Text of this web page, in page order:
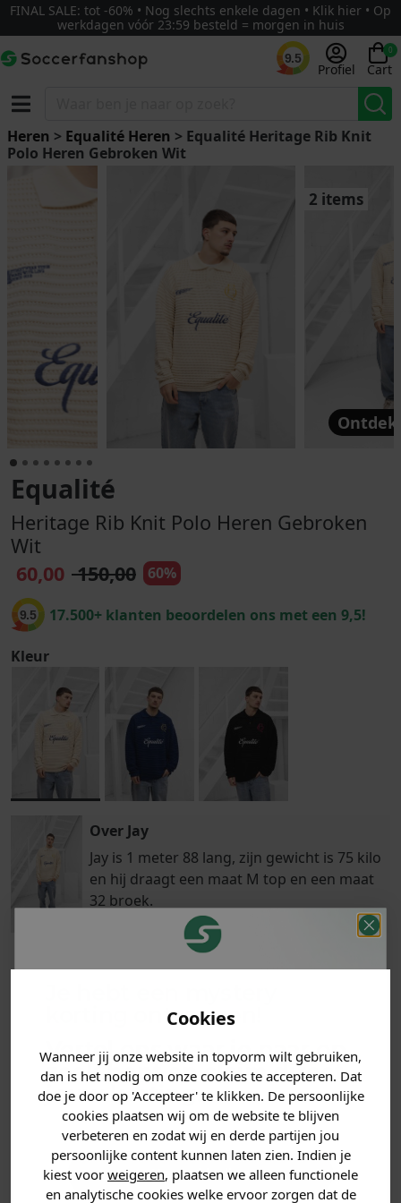
Cookies
Wanneer jij onze website in topvorm wilt gebruiken,
dan is het nodig om onze cookies te accepteren. Dat
doe je door op 'Accepteer' te klikken. De persoonlijke
cookies plaatsen wij om de website te blijven
verbeteren en zodat wij en derde partijen jou
persoonlijke content kunnen laten zien. Indien je
kiest voor weigeren, plaatsen we alleen functionele
en analytische cookies welke ervoor zorgen dat de
FINAL SALE: tot -60% • Nog slechts enkele dagen • Klik hier • Op
werkdagen vóór 23:59 besteld = morgen in huis
9.5
Profiel
0
Cart
Heren > Equalité Heren > Equalité Heritage Rib Knit
Polo Heren Gebroken Wit
2 items
Equalité
Heritage Rib Knit Polo Heren Gebroken
Wit
60,00 150,00 60%
9.5 17.500+ klanten beoordelen ons met een 9,5!
Kleur
Over Jay
Jay is 1 meter 88 lang, zijn gewicht is 75 kilo
en hij draagt een maat M top en een maat
32 broek.
is morgen in huis!*
PRODUCTINFORMATIE
MATERIAAL & WASVOORSCHRIFT
ANDERE BESTELDEN OOK
korting ontvangen!
Vertel ons waar je naar op
zoek bent en claim direct
jouwkorting.
Heren kleding